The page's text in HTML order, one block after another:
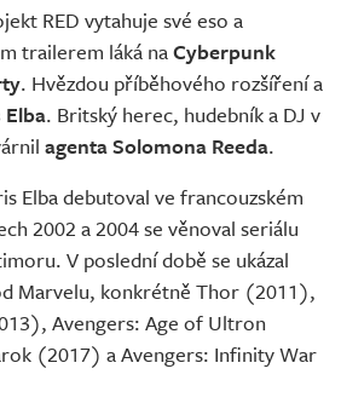
RED vytahuje své eso a
trailerem láká naCyberpunk
. Hvězdou příběhového rozšíření a
. Britský herec, hudebník a DJ v
agenta Solomona Reeda.
Elba debutoval ve francouzském
2002 a 2004 se věnoval seriálu
V poslední době se ukázal
Marvelu, konkrétně Thor (2011),
Avengers: Age of Ultron
(2017) a Avengers: Infinity War